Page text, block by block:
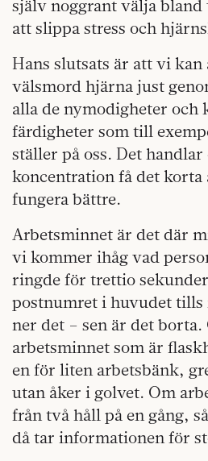
själv noggrant välja
att slippa stress och
Hans slutsats är att vi kan
välsmord hjärna just
alla de nymodigheter och
färdigheter som till
ställer på oss. Det handlar
koncentration få det
fungera bättre.
Arbetsminnet är det där
vi kommer ihåg vad
ringde för trettio
postnumret i huvudet
ner det – sen är det borta.
arbetsminnet som är
en för liten arbetsbänk,
utan åker i golvet. Om
från två håll på en gång,
då tar informationen för